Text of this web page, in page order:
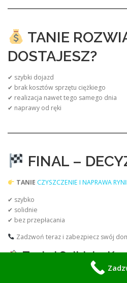
TANIE
DOSTAJESZ?
✔ szybki dojazd
✔ brak kosztów sprzętu ciężkiego
✔ realizacja nawet tego samego dnia
✔ naprawy od ręki
FINAL –
TANIE CZYSZCZENIE I NAPRAWA
✔ szybko
✔ solidnie
✔ bez przepłacania
Zadzwoń teraz i zabezpiecz swój
Tanio i Solidnie:
Przewodnik po